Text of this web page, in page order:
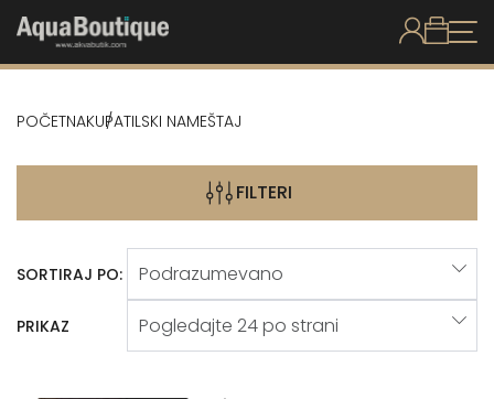
POČETNAKUPATILSKI NAMEŠTAJ
FILTERI
SORTIRAJ PO:
PRIKAZ